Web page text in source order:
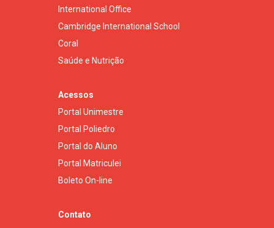
International Office
Cambridge International School
Coral
Saúde e Nutrição
Acessos
Portal Unimestre
Portal Poliedro
Portal do Aluno
Portal Matriculei
Boleto On-line
Contato